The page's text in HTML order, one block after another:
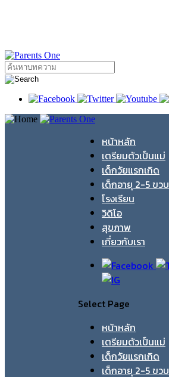
หน้าหลัก
เตรียมตัวเป็นแม่
เด็กวัยแรกเกิด
เด็กอายุ 2-5 ขวบ
โรงเรียน
วิดิโอ
สุขภาพ
เกี่ยวกับเรา
Select Page
หน้าหลัก
เตรียมตัวเป็นแม่
เด็กวัยแรกเกิด
เด็กอายุ 2-5 ขวบ